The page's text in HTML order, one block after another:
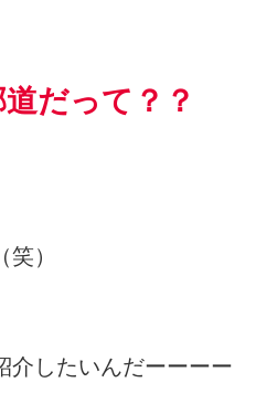
だって？？
）
介したいんだーーーー